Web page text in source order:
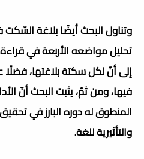
وتناول البحث أيضًا بلاغة السّكت
تحليل مواضعه الأربعة في
إلى أنّ لكل سكتة بلاغتها، فضلًا
فيها، ومن ثمّ، يثبت البحث أنّ
المنطوق له دوره البارز في
والتأثيرية للغة.